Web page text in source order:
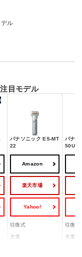
ル
目モデル
パナソニック ES-MT
22
パナソ
50U-S
Amazon
楽天市場
Yahoo!
往復式 往復式
充電 充電